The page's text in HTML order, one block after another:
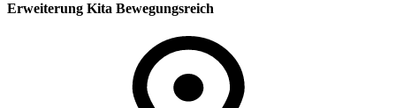
Erweiterung Kita Bewegungsreich